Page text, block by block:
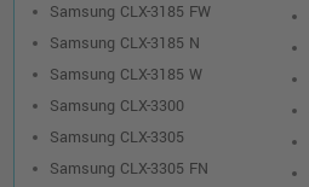
Samsung CLX-3185 FW
Samsung CLX-3185 N
Samsung CLX-3185 W
Samsung CLX-3300
Samsung CLX-3305
Samsung CLX-3305 FN